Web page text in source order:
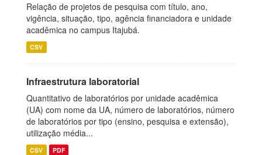
Relação de projetos de pesquisa com título, ano,
vigência, situação, tipo, agência financiadora e unidade
acadêmica no campus Itajubá.
CSV
Infraestrutura laboratorial
Quantitativo de laboratórios por unidade acadêmica
(UA) com nome da UA, número de laboratórios, número
de laboratórios por tipo (ensino, pesquisa e extensão),
utilização média...
CSV PDF